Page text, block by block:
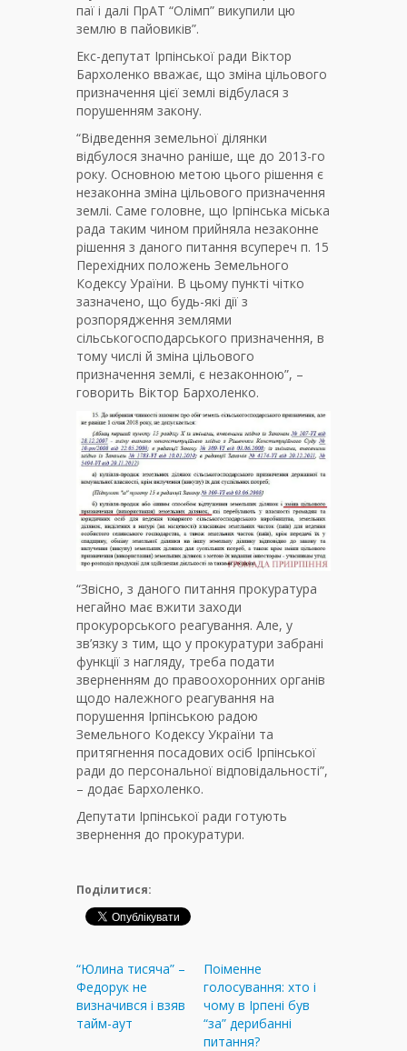
паї і далі ПрАТ “Олімп” викупили цю
землю в пайовиків”.
Екс-депутат Ірпінської ради Віктор
Бархоленко вважає, що зміна цільового
призначення цієї землі відбулася з
порушенням закону.
“Відведення земельної ділянки
відбулося значно раніше, ще до 2013-го
року. Основною метою цього рішення є
незаконна зміна цільового призначення
землі. Саме головне, що Ірпінська міська
рада таким чином прийняла незаконне
рішення з даного питання всупереч п. 15
Перехідних положень Земельного
Кодексу Ураїни. В цьому пункті чітко
зазначено, що будь-які дії з
розпорядження землями
сільськогосподарського призначення, в
тому числі й зміна цільового
призначення землі, є незаконною”, –
говорить Віктор Бархоленко.
“Звісно, з даного питання прокуратура
негайно має вжити заходи
прокурорського реагування. Але, у
зв’язку з тим, що у прокуратури забрані
функції з нагляду, треба подати
зверненням до правоохоронних органів
щодо належного реагування на
порушення Ірпінською радою
Земельного Кодексу України та
притягнення посадових осіб Ірпінської
ради до персональної відповідальності”,
– додає Бархоленко.
Депутати Ірпінської ради готують
звернення до прокуратури.
Поділитися:
“Юлина тисяча” –
Федорук не
визначився і взяв
тайм-аут
Поіменне
голосування: хто і
чому в Ірпені був
“за” дерибанні
питання?